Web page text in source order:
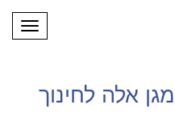
אלה לחינוך